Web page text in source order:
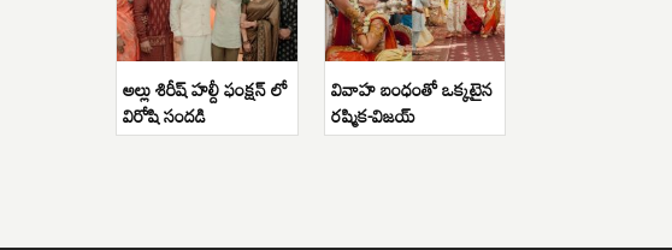
అల్లు శిరీష్ హల్దీ ఫంక్షన్ లో
విరోషి సందడి
వివాహ బంధంతో ఒక్కటైన
రష్మిక-విజయ్